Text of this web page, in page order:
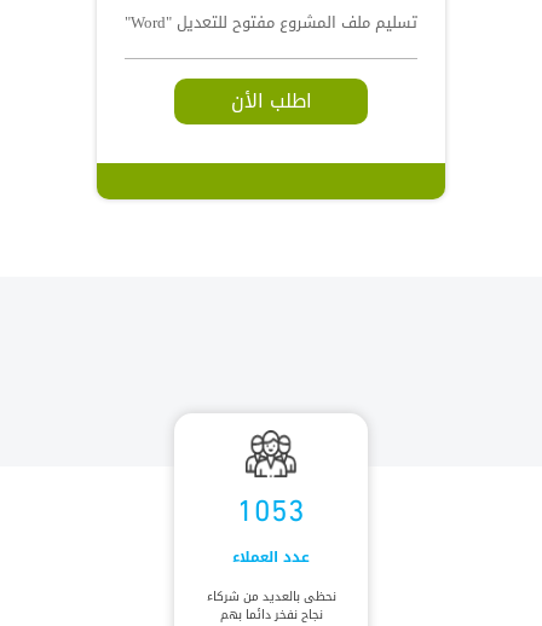
تسليم ملف المشروع مفتوح للتعديل "Word"
اطلب الأن
1053
عدد العملاء
نحظى بالعديد من شركاء
نجاح نفخر دائما بهم